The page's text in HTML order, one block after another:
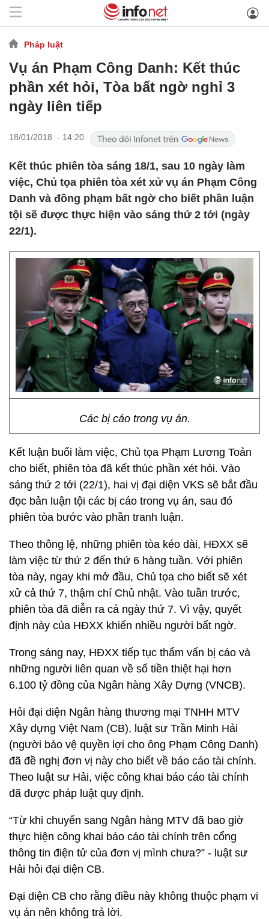
Pháp luật
Vụ án Phạm Công Danh: Kết thúc
phần xét hỏi, Tòa bất ngờ nghỉ 3
ngày liên tiếp
18/01/2018 - 14:20
Kết thúc phiên tòa sáng 18/1, sau 10 ngày làm
việc, Chủ tọa phiên tòa xét xử vụ án Phạm Công
Danh và đồng phạm bất ngờ cho biết phần luận
tội sẽ được thực hiện vào sáng thứ 2 tới (ngày
22/1).
Các bị cáo trong vụ án.
Kết luận buổi làm việc, Chủ tọa Phạm Lương Toản
cho biết, phiên tòa đã kết thúc phần xét hỏi. Vào
sáng thứ 2 tới (22/1), hai vị đại diện VKS sẽ bắt đầu
đọc bản luận tội các bị cáo trong vụ án, sau đó
phiên tòa bước vào phần tranh luận.
Theo thông lệ, những phiên tòa kéo dài, HĐXX sẽ
làm việc từ thứ 2 đến thứ 6 hàng tuần. Với phiên
tòa này, ngay khi mở đầu, Chủ tọa cho biết sẽ xét
xử cả thứ 7, thậm chí Chủ nhật. Vào tuần trước,
phiên tòa đã diễn ra cả ngày thứ 7. Vì vậy, quyết
định này của HĐXX khiến nhiều người bất ngờ.
Trong sáng nay, HĐXX tiếp tục thẩm vấn bị cáo và
những người liên quan về số tiền thiệt hại hơn
6.100 tỷ đồng của Ngân hàng Xây Dựng (VNCB).
Hỏi đại diện Ngân hàng thương mại TNHH MTV
Xây dựng Việt Nam (CB), luật sư Trần Minh Hải
(người bảo vệ quyền lợi cho ông Phạm Công Danh)
đã đề nghị đơn vị này cho biết về báo cáo tài chính.
Theo luật sư Hải, việc công khai báo cáo tài chính
đã được pháp luật quy định.
“Từ khi chuyển sang Ngân hàng MTV đã bao giờ
thực hiện công khai báo cáo tài chính trên cổng
thông tin điện tử của đơn vị mình chưa?” - luật sư
Hải hỏi đại diện CB.
Đại diện CB cho rằng điều này không thuộc phạm vi
vụ án nên không trả lời.